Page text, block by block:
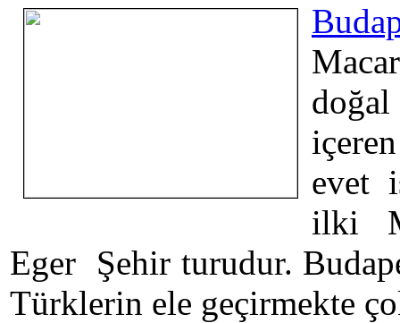
evet
ilki
Eger Şehir turudur.
Türklerin ele geçirmekte